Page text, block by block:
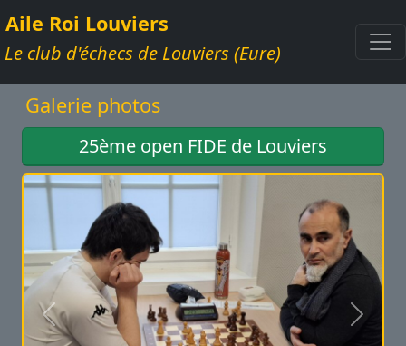
Aile Roi Louviers
Le club d'échecs de Louviers (Eure)
Galerie photos
25ème open FIDE de Louviers
Précédent Suivant